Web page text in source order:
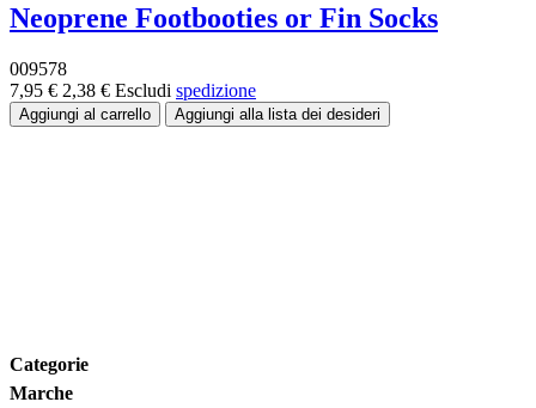
Neoprene Footbooties or Fin Socks
009578
7,95 € 2,38 € Escludi spedizione
Categorie
Marche